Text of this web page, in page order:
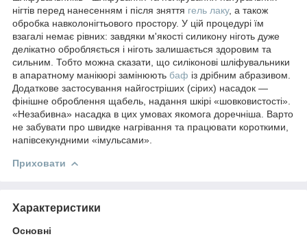
нігтів перед нанесенням і після зняття гель лаку, а також
обробка навколонігтьового простору. У цій процедурі їм
взагалі немає рівних: завдяки м'якості силикону ніготь дуже
делікатно обробляється і ніготь залишається здоровим та
сильним. Тобто можна сказати, що силіконові шліфувальники
в апаратному манікюрі замінюють баф із дрібним абразивом.
Додаткове застосування найгостріших (сірих) насадок —
фінішне оброблення щабель, надання шкірі «шовковистості».
«Незабивна» насадка в цих умовах якомога доречніша. Варто
не забувати про швидке нагрівання та працювати короткими,
напівсекундними «імульсами».
Приховати
Характеристики
Основні